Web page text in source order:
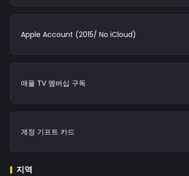
Apple Account (2015/ No iCloud)
애플 TV 멤버십 구독
계정 기프트 카드
지역